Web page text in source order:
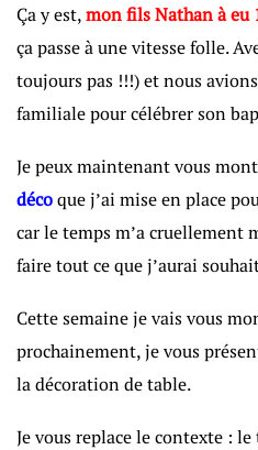
Ça y est,mon fils Nathan à eu
ça passe à une vitesse folle.
toujours pas !!!) et nous
familiale pour célébrer son
Je peux maintenant vous
décoque j’ai mise en place
car le temps m’a cruellement
faire tout ce que j’aurai
Cette semaine je vais vous
prochainement, je vous
la décoration de table.
Je vous replace le contexte :